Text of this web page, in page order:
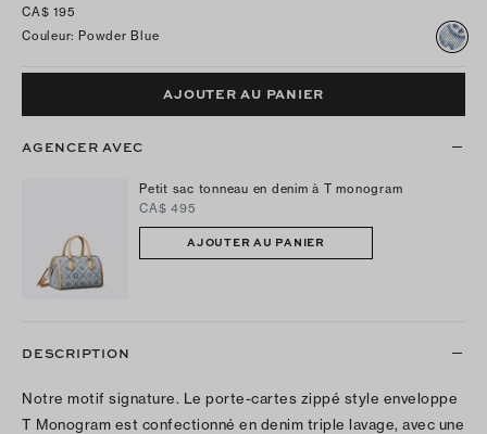
CA$ 195
Couleur: Powder Blue
AJOUTER AU PANIER
AGENCER AVEC
Petit sac tonneau en denim à T monogram
CA$ 495
AJOUTER AU PANIER
DESCRIPTION
Notre motif signature. Le porte-cartes zippé style enveloppe
T Monogram est confectionné en denim triple lavage, avec une